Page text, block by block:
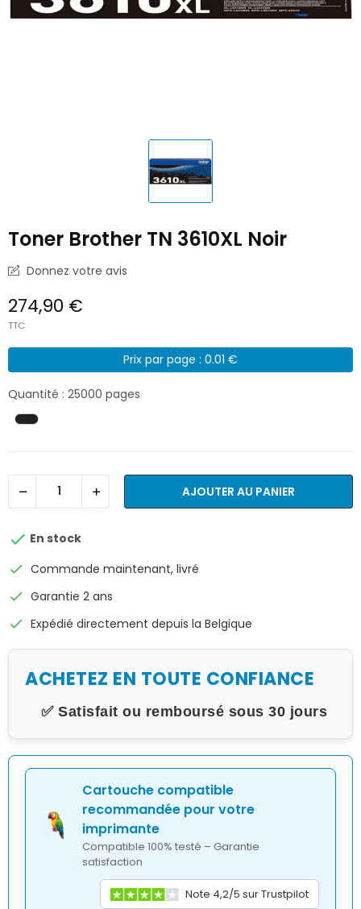
Toner Brother TN 3610XL Noir
Donnez votre avis
274,90 €
TTC
Prix par page : 0.01 €
Quantité : 25000 pages
AJOUTER AU PANIER
 En stock
check Commande maintenant, livré
check Garantie 2 ans
check Expédié directement depuis la Belgique
ACHETEZ EN TOUTE CONFIANCE
✅ Satisfait ou remboursé sous 30 jours
Cartouche compatible
recommandée pour votre
imprimante
Compatible 100% testé – Garantie
satisfaction
Note 4,2/5 sur Trustpilot